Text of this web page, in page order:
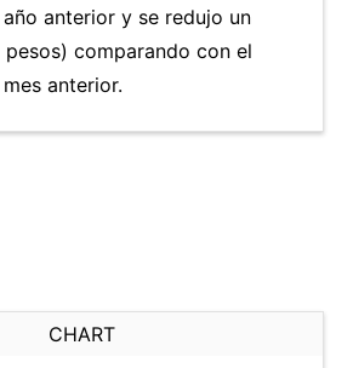
anterior y se redujo un
pesos) comparando con el
anterior.
CHART